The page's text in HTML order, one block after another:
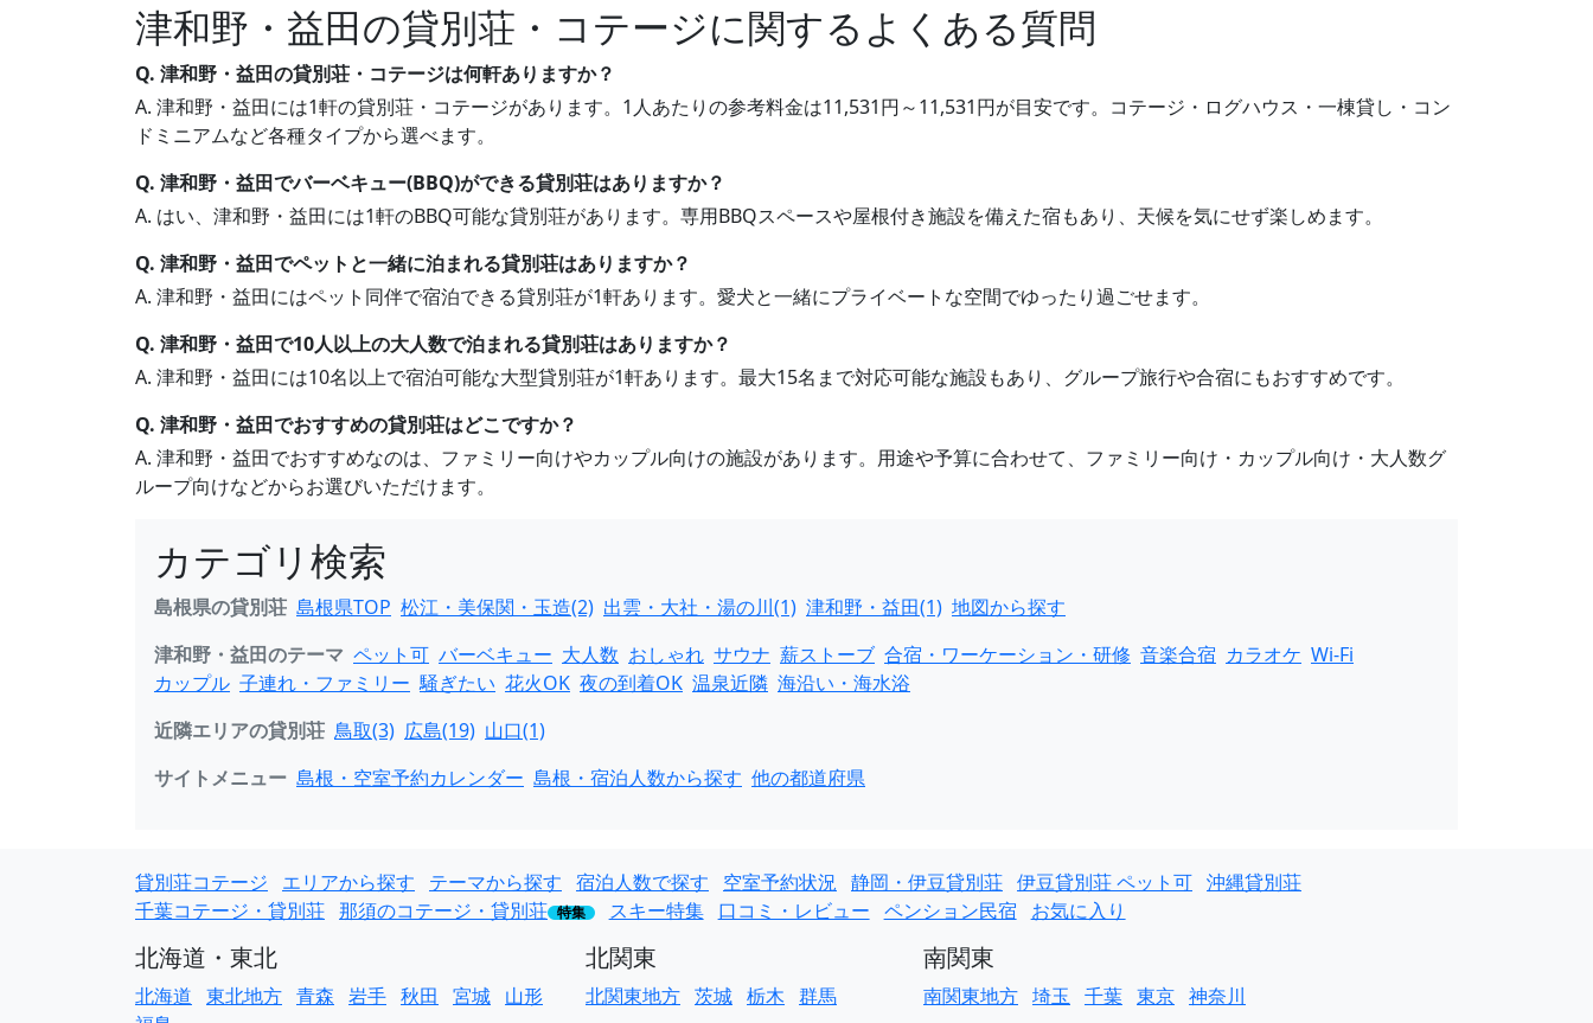
津和野・益田の貸別荘・コテージに関するよくある質問
Q. 津和野・益田の貸別荘・コテージは何軒ありますか？
A. 津和野・益田には1軒の貸別荘・コテージがあります。1人あたりの参考料金は11,531円～11,531円が目安です。コテージ・ログハウス・一棟貸し・コン
ドミニアムなど各種タイプから選べます。
Q. 津和野・益田でバーベキュー(BBQ)ができる貸別荘はありますか？
A. はい、津和野・益田には1軒のBBQ可能な貸別荘があります。専用BBQスペースや屋根付き施設を備えた宿もあり、天候を気にせず楽しめます。
Q. 津和野・益田でペットと一緒に泊まれる貸別荘はありますか？
A. 津和野・益田にはペット同伴で宿泊できる貸別荘が1軒あります。愛犬と一緒にプライベートな空間でゆったり過ごせます。
Q. 津和野・益田で10人以上の大人数で泊まれる貸別荘はありますか？
A. 津和野・益田には10名以上で宿泊可能な大型貸別荘が1軒あります。最大15名まで対応可能な施設もあり、グループ旅行や合宿にもおすすめです。
Q. 津和野・益田でおすすめの貸別荘はどこですか？
A. 津和野・益田でおすすめなのは、ファミリー向けやカップル向けの施設があります。用途や予算に合わせて、ファミリー向け・カップル向け・大人数グ
ループ向けなどからお選びいただけます。
カテゴリ検索
島根県の貸別荘 島根県TOP 松江・美保関・玉造(2) 出雲・大社・湯の川(1) 津和野・益田(1) 地図から探す
津和野・益田のテーマ ペット可 バーベキュー 大人数 おしゃれ サウナ 薪ストーブ 合宿・ワーケーション・研修 音楽合宿 カラオケ Wi-Fi
カップル 子連れ・ファミリー 騒ぎたい 花火OK 夜の到着OK 温泉近隣 海沿い・海水浴
近隣エリアの貸別荘 鳥取(3) 広島(19) 山口(1)
サイトメニュー 島根・空室予約カレンダー 島根・宿泊人数から探す 他の都道府県
貸別荘コテージ エリアから探す テーマから探す 宿泊人数で探す 空室予約状況 静岡・伊豆貸別荘 伊豆貸別荘 ペット可 沖縄貸別荘
千葉コテージ・貸別荘 那須のコテージ・貸別荘 特集 スキー特集 口コミ・レビュー ペンション民宿 お気に入り
北海道・東北
北海道 東北地方 青森 岩手 秋田 宮城 山形
北関東
北関東地方 茨城 栃木 群馬
南関東
南関東地方 埼玉 千葉 東京 神奈川